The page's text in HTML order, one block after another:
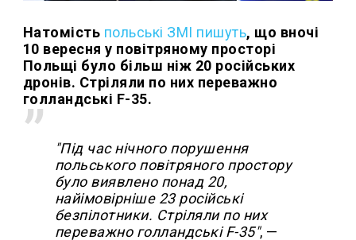
Натомість польські ЗМІ пишуть, що вночі
10 вересня у повітряному просторі
Польщі було більш ніж 20 російських
дронів. Стріляли по них переважно
голландські F-35.
"Під час нічного порушення
польського повітряного простору
було виявлено понад 20,
найімовірніше 23 російські
безпілотники. Стріляли по них
переважно голландські F-35", —